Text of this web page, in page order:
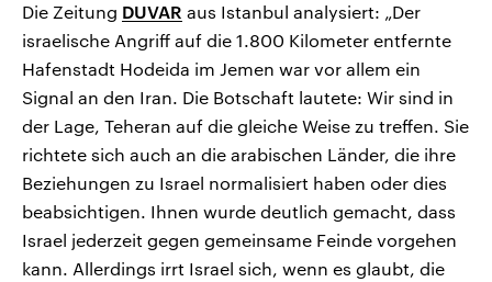
Die Zeitung DUVAR aus Istanbul analysiert: „Der
israelische Angriff auf die 1.800 Kilometer entfernte
Hafenstadt Hodeida im Jemen war vor allem ein
Signal an den Iran. Die Botschaft lautete: Wir sind in
der Lage, Teheran auf die gleiche Weise zu treffen. Sie
richtete sich auch an die arabischen Länder, die ihre
Beziehungen zu Israel normalisiert haben oder dies
beabsichtigen. Ihnen wurde deutlich gemacht, dass
Israel jederzeit gegen gemeinsame Feinde vorgehen
kann. Allerdings irrt Israel sich, wenn es glaubt, die